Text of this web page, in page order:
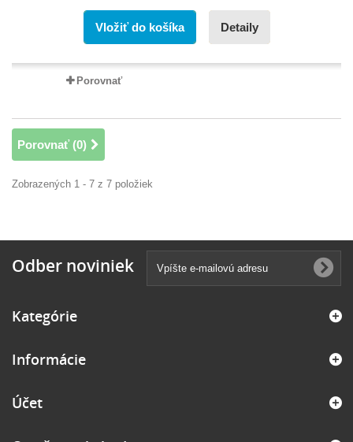
Vložiť do košíka Detaily
Porovnať
Porovnať (0)
Zobrazených 1 - 7 z 7 položiek
Odber noviniek
Kategórie
Informácie
Účet